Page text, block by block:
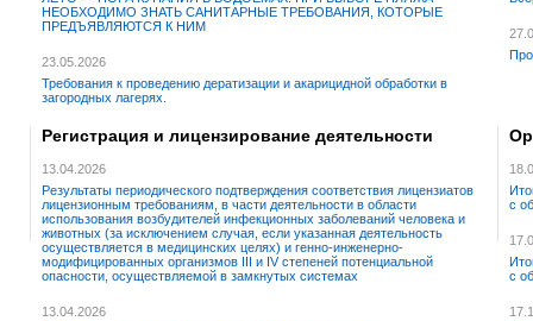
НЕОБХОДИМО ЗНАТЬ САНИТАРНЫЕ ТРЕБОВАНИЯ, КОТОРЫЕ
ПРЕДЪЯВЛЯЮТСЯ К НИМ
23.05.2026
Требования к проведению дератизации и акарицидной обработки в
загородных лагерях.
Регистрация и лицензирование деятельности
13.04.2026
Результаты периодического подтверждения соответствия лицензиатов
лицензионным требованиям, в части деятельности в области
использования возбудителей инфекционных заболеваний человека и
животных (за исключением случая, если указанная деятельность
осуществляется в медицинских целях) и генно-инженерно-
модифицированных организмов III и IV степеней потенциальной
опасности, осуществляемой в замкнутых системах
13.04.2026
с
с